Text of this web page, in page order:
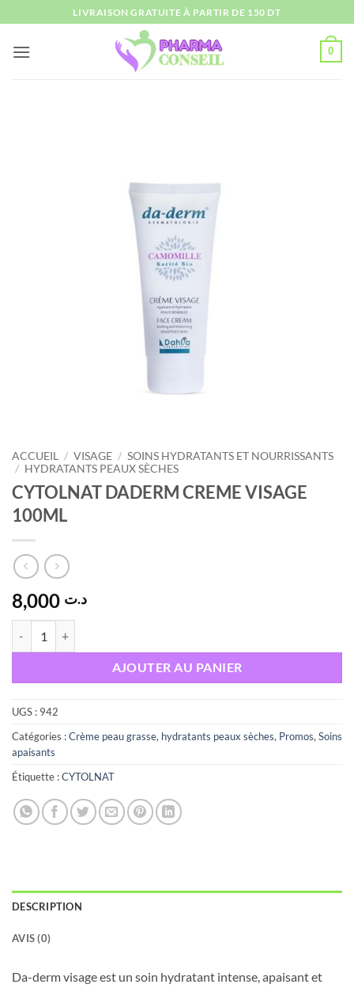
au
contenu
LIVRAISON GRATUITE À PARTIR DE 150 DT
0
ACCUEIL / VISAGE / SOINS HYDRATANTS ET NOURRISSANTS
/ HYDRATANTS PEAUX SÈCHES
CYTOLNAT DADERM CREME VISAGE
100ML
د.ت
AJOUTER AU PANIER
UGS : 942
Catégories :Crème peau grasse, hydratants peaux sèches, Promos,Soins
apaisants
Étiquette :CYTOLNAT
DESCRIPTION
AVIS (0)
Da-derm visage est un soin hydratant intense, apaisant et